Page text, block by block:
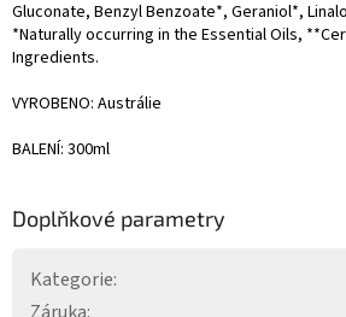
Gluconate, Benzyl Benzoate*, Geraniol*,
*Naturally occurring in the Essential Oils,
Ingredients.
VYROBENO: Austrálie
BALENÍ: 300ml
Doplňkové parametry
Kategorie: